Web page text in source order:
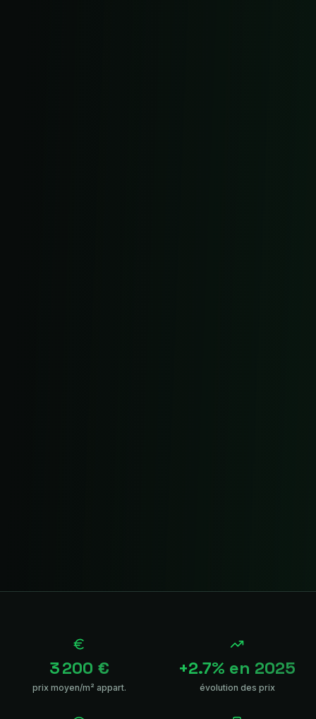
3 200 €
prix moyen/m² appart.
+2.7% en 2025
évolution des prix